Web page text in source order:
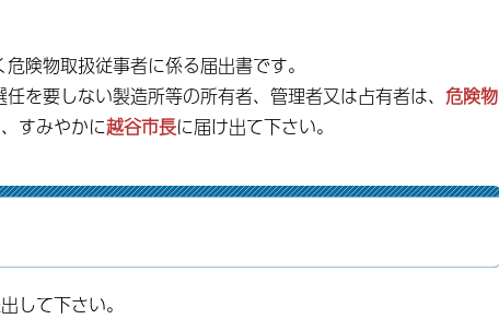
険物取扱従事者に係る届出書です。
を要しない製造所等の所有者、管理者又は占有者は、 危険物
すみやかに越谷市長に届け出て下さい。
して下さい。